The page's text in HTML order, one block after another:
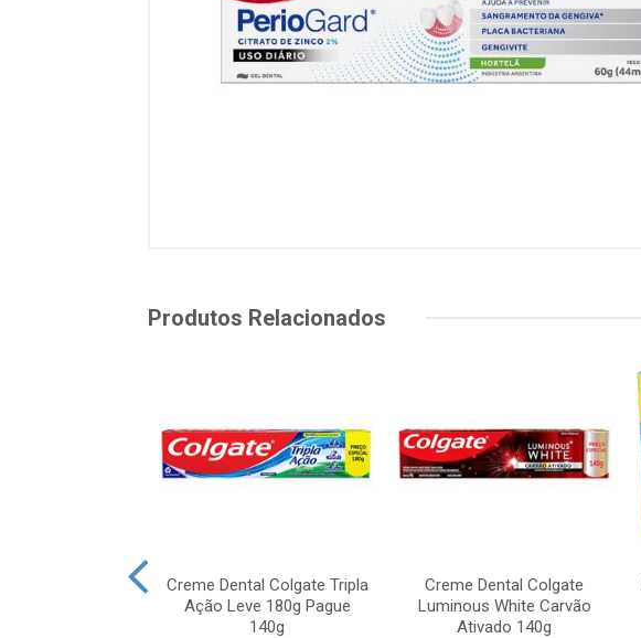
Produtos Relacionados
Colgate Tripla
Creme Dental Colgate Tripla
Ação Leve 180g Pague
140g
Creme Dental Colgate
Luminous White Carvão
Ativado 140g